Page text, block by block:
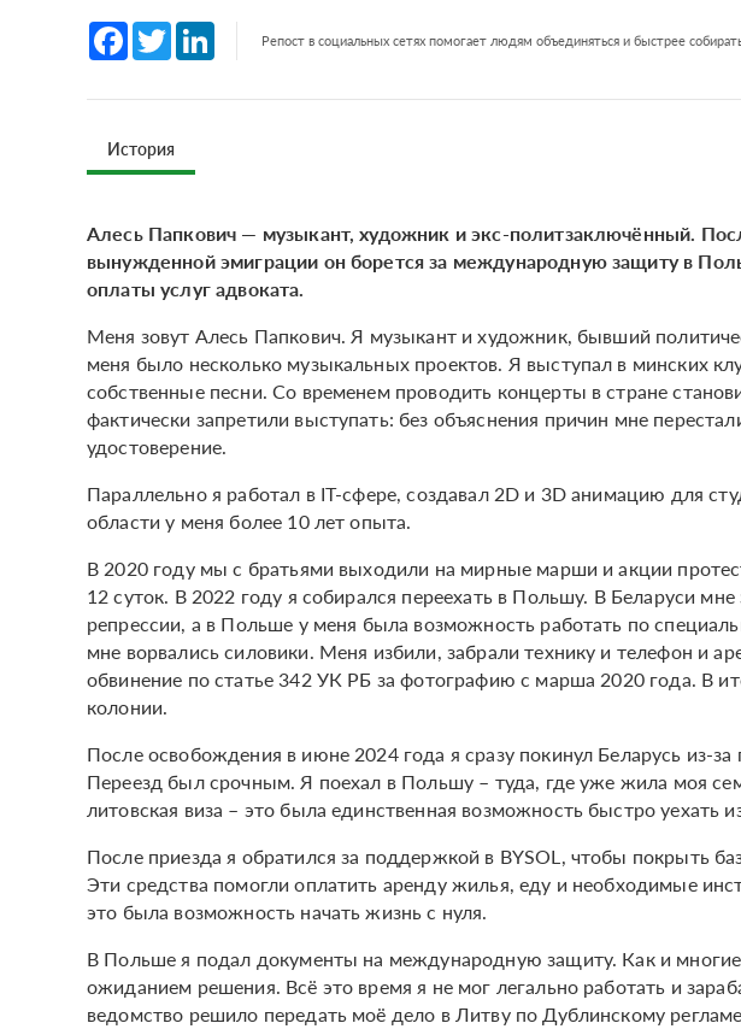
Facebook
Twitter LinkedInРепост в социальных сетях помогает людям объединяться и быстрее
История
Алесь Папкович — музыкант, художник и экс-политзаключённый.
вынужденной эмиграции он борется за международную защиту в
оплаты услуг адвоката.
Меня зовут Алесь Папкович. Я музыкант и художник, бывший
меня было несколько музыкальных проектов. Я выступал в минских
собственные песни. Со временем проводить концерты в стране
фактически запретили выступать: без объяснения причин мне
удостоверение.
Параллельно я работал в IT-сфере, создавал 2D и 3D анимацию для
области у меня более 10 лет опыта.
В 2020 году мы с братьями выходили на мирные марши и акции
12 суток. В 2022 году я собирался переехать в Польшу. В Беларуси
репрессии, а в Польше у меня была возможность работать по
мне ворвались силовики. Меня избили, забрали технику и телефон и
обвинение по статье 342 УК РБ за фотографию с марша 2020 года. В
колонии.
После освобождения в июне 2024 года я сразу покинул Беларусь из-
Переезд был срочным. Я поехал в Польшу – туда, где уже жила моя
литовская виза – это была единственная возможность быстро уехать
После приезда я обратился за поддержкой в BYSOL, чтобы покрыть
Эти средства помогли оплатить аренду жилья, еду и необходимые
это была возможность начать жизнь с нуля.
В Польше я подал документы на международную защиту. Как и
ожиданием решения. Всё это время я не мог легально работать и
ведомство решило передать моё дело в Литву по Дублинскому